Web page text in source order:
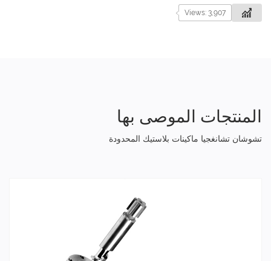
Views: 3,907
المنتجات الموصى بها
تشوشان تشانغجيا ماكينات بلاستيك المحدودة